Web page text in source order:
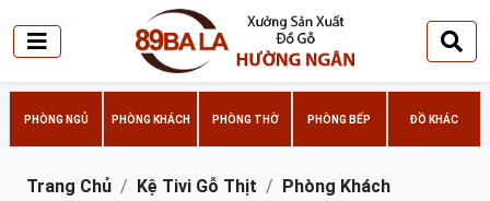
PHÒNG NGỦ PHÒNG KHÁCH PHÒNG THỜ PHÒNG BẾP ĐỒ KHÁC
Trang Chủ Kệ Tivi Gỗ Thịt
Phòng Khách